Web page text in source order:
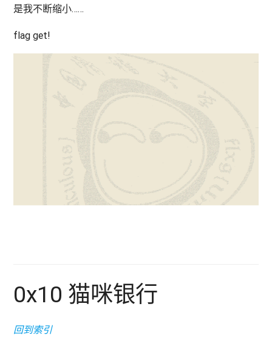
是我不断缩小……
flag get!
0x10 猫咪银行
回到索引